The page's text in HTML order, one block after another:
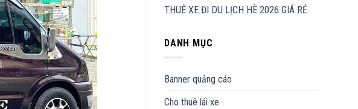
THUÊ XE ĐI DU LỊCH HÈ 2026 GIÁ RẺ
DANH MỤC
Banner quảng cáo
Cho thuê lái xe